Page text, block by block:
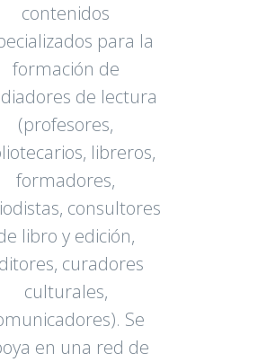
contenidos
para la
formación de
de lectura
(profesores,
libreros,
formadores,
consultores
libro y edición,
curadores
culturales,
Se
en una red de